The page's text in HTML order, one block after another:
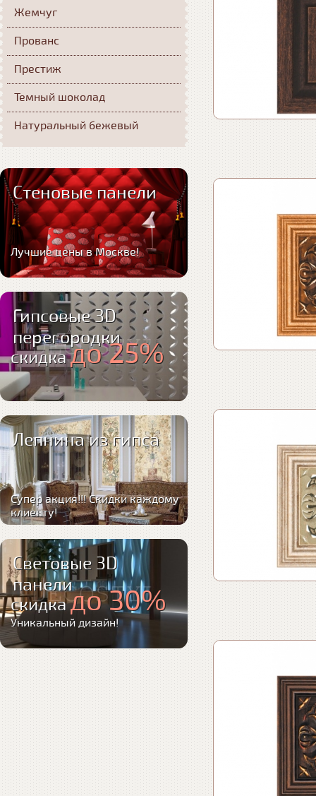
Жемчуг
Прованс
Престиж
Темный шоколад
Натуральный бежевый
Стеновые панели
Лучшие цены в Москве!
Гипсовые 3D
перегородки
скидкадо 25%
Лепнина из гипса
Супер акция!!! Скидки каждому
клиенту!
Световые 3D
панели
скидкадо 30%
Уникальный дизайн!